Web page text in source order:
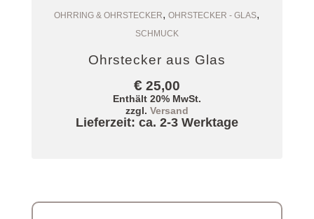
Zum Warenkorb
OHRRING & OHRSTECKER,OHRSTECKER - GLAS,
SCHMUCK
Ohrstecker aus Glas
€25,00
Enthält 20% MwSt.
zzgl. Versand
Lieferzeit: ca. 2-3 Werktage